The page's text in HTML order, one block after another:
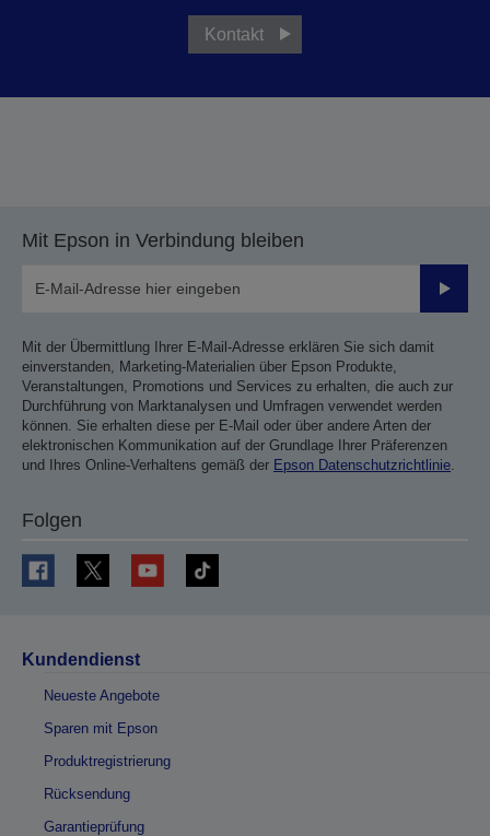
Kontakt
Mit Epson in Verbindung bleiben
Mit der Übermittlung Ihrer E-Mail-Adresse erklären Sie sich damit
einverstanden, Marketing-Materialien über Epson Produkte,
Veranstaltungen, Promotions und Services zu erhalten, die auch zur
Durchführung von Marktanalysen und Umfragen verwendet werden
können. Sie erhalten diese per E-Mail oder über andere Arten der
elektronischen Kommunikation auf der Grundlage Ihrer Präferenzen
und Ihres Online-Verhaltens gemäß der Epson Datenschutzrichtlinie
Folgen
Kundendienst
Neueste Angebote
Sparen mit Epson
Produktregistrierung
Rücksendung
Garantieprüfung